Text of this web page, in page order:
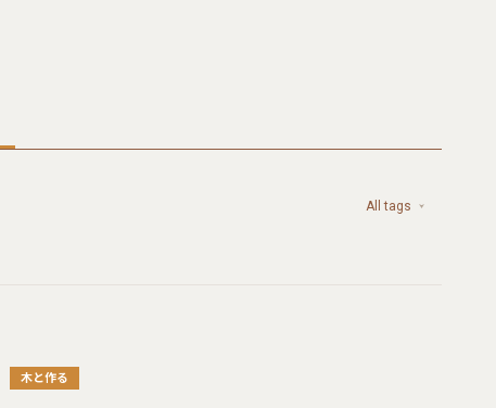
All tags
木と作る